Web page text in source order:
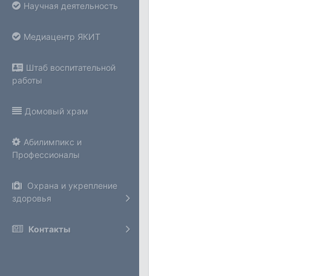
Научная деятельность
Медиацентр ЯКИТ
Штаб воспитательной
работы
Домовый храм
Абилимпикс и
Профессионалы
Охрана и укрепление
здоровья
Контакты